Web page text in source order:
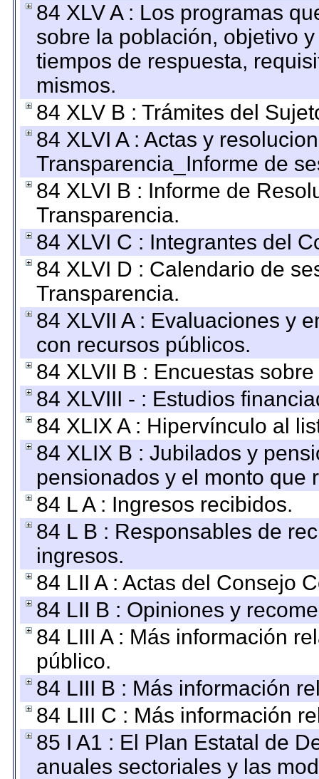
84 XLV A : Los programas
sobre la población, objetivo
tiempos de respuesta,
mismos.
84 XLV B : Trámites del
84 XLVI A : Actas y
Transparencia_Informe de
84 XLVI B : Informe de
Transparencia.
84 XLVI C : Integrantes del
84 XLVI D : Calendario de
Transparencia.
84 XLVII A : Evaluaciones y
con recursos públicos.
84 XLVII B : Encuestas
84 XLVIII - : Estudios
84 XLIX A : Hipervínculo al
84 XLIX B : Jubilados y
pensionados y el monto que
84 L A : Ingresos recibidos.
84 L B : Responsables de
ingresos.
84 LII A : Actas del Consejo
84 LII B : Opiniones y
84 LIII A : Más información
público.
84 LIII B : Más información
84 LIII C : Más información
85 I A1 : El Plan Estatal de
anuales sectoriales y las